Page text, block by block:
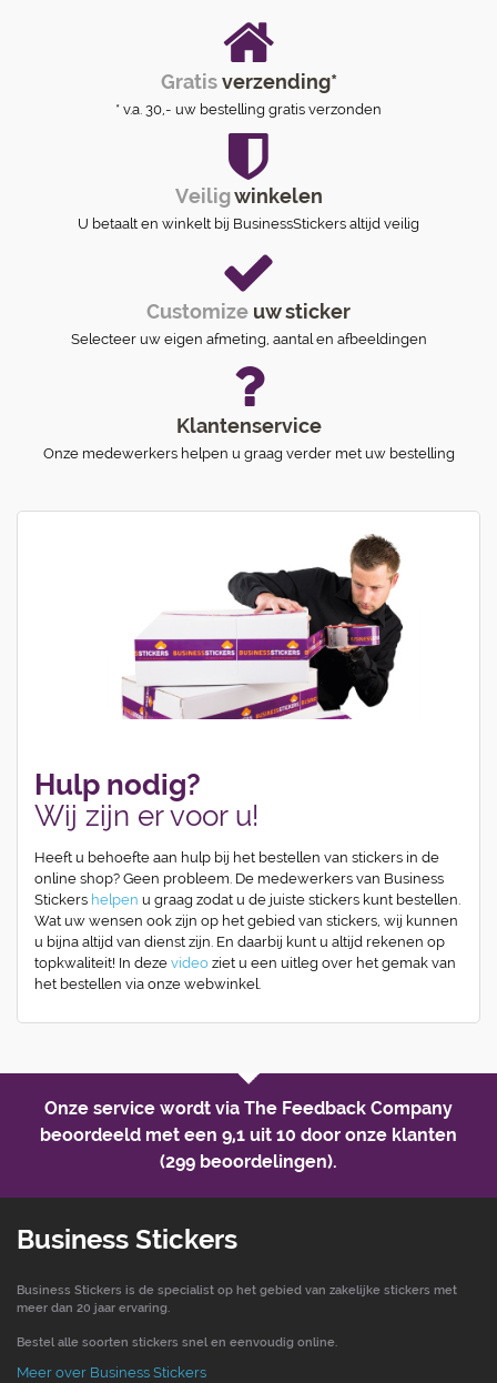
Gratisverzending*
* v.a. 30,- uw bestelling gratis verzonden
Veiligwinkelen
U betaalt en winkelt bij BusinessStickers altijd veilig
Customize uw sticker
Selecteer uw eigen afmeting, aantal en afbeeldingen
Klantenservice
Onze medewerkers helpen u graag verder met uw bestelling
Hulp nodig?
Wij zijn er voor u!
Heeft u behoefte aan hulp bij het bestellen van stickers in de
online shop? Geen probleem. De medewerkers van Business
Stickers helpen u graag zodat u de juiste stickers kunt bestellen.
Wat uw wensen ook zijn op het gebied van stickers, wij kunnen
u bijna altijd van dienst zijn. En daarbij kunt u altijd rekenen op
topkwaliteit! In deze video ziet u een uitleg over het gemak van
het bestellen via onze webwinkel.
Onze service wordt via The Feedback Company
beoordeeld met een 9,1 uit 10 door onze klanten
(299 beoordelingen).
Business Stickers
Business Stickers is de specialist op het gebied van zakelijke stickers met
meer dan 20 jaar ervaring.
Bestel alle soorten stickers snel en eenvoudig online.
Meer over Business Stickers